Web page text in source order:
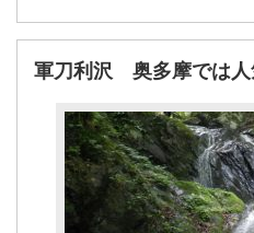
軍刀利沢 奥多摩では人